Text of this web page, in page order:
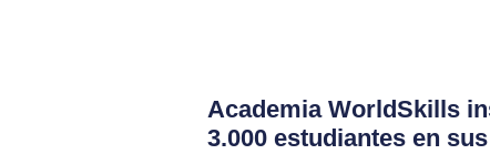
Academia WorldSkills
3.000 estudiantes en